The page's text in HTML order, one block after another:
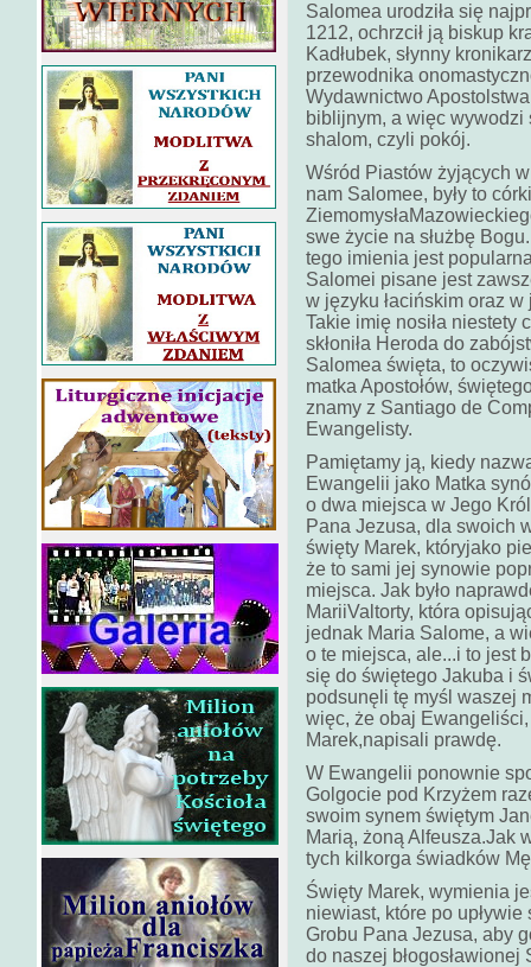
Salomea urodziła się
1212, ochrzcił ją biskup
Kadłubek, słynny
przewodnika
Wydawnictwo
biblijnym, a więc
shalom, czyli pokój.
Wśród Piastów żyjących
nam Salomee, były to
swe życie na służbę
tego imienia jest
Salomei pisane jest
w języku łacińskim oraz
Takie imię nosiła niestety
skłoniła Heroda do
Salomea święta, to
matka Apostołów,
znamy z Santiago de
Ewangelisty.
Pamiętamy ją, kiedy
Ewangelii jako Matka
o dwa miejsca w Jego
Pana Jezusa, dla swoich
święty Marek, któryjako
że to sami jej synowie
miejsca. Jak było
MariiValtorty, która
jednak Maria Salome, a
o te miejsca, ale...i to jest
się do świętego Jakuba i
podsunęli tę myśl waszej
więc, że obaj
Marek,napisali
W Ewangelii ponownie
Golgocie pod Krzyżem
swoim synem świętym
Marią, żoną Alfeusza.Jak
tych kilkorga świadków
Święty Marek, wymienia
niewiast, które po upływie
Grobu Pana Jezusa, aby
do naszej błogosławionej